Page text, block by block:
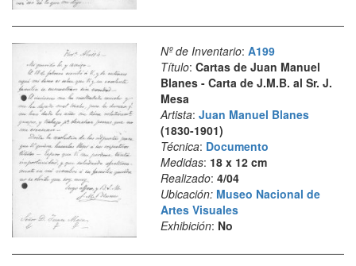
Nº de Inventario: A199
Título: Cartas de Juan Manuel
Blanes - Carta de J.M.B. al Sr. J.
Mesa
Artista: Juan Manuel Blanes
(1830-1901)
Técnica: Documento
Medidas: 18 x 12 cm
Realizado: 4/04
Ubicación: Museo Nacional de
Artes Visuales
Exhibición: No